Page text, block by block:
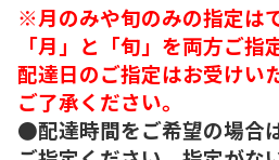
※月のみや旬のみの指定は
「月」と「旬」を両方ご指
配達日のご指定はお受けい
ご了承ください。
●配達時間をご希望の場合